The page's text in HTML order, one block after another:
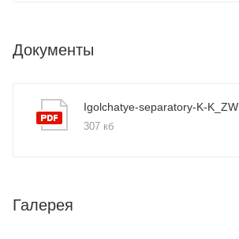
Документы
Igolchatye-separatory-K-K_ZW
307 кб
Галерея